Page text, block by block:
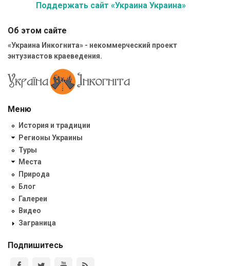
Поддержать сайт «Украина Украина»
Об этом сайте
«Украина Инкогнита» - некоммерческий проект
энтузиастов краеведения.
Меню
История и традиции
Регионы Украины
Туры
Места
Природа
Блог
Галереи
Видео
Заграница
Подпишитесь